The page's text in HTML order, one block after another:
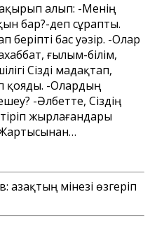
алып: -Менің
бар?-деп сұрапты.
бас уәзір. -Олар
ғылым-білім,
Сізді мадақтап,
қояды. -Олардың
-Әлбетте, Сіздің
жырлағандары
мінезі өзгеріп